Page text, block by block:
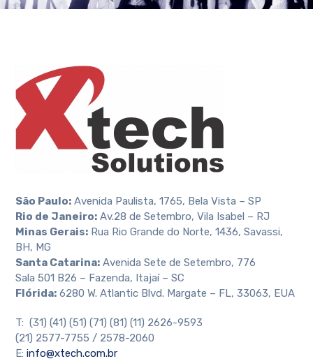
São Paulo: Avenida Paulista, 1765, Bela Vista – SP
Rio de Janeiro: Av.28 de Setembro, Vila Isabel – RJ
Minas Gerais: Rua Rio Grande do Norte, 1436, Savassi,
BH, MG
Santa Catarina: Avenida Sete de Setembro, 776
Sala 501 B26 – Fazenda, Itajaí – SC
Flórida: 6280 W. Atlantic Blvd. Margate – FL, 33063, EUA
T: (31) (41) (51) (71) (81) (11) 2626-9593
(21) 2577-7755 / 2578-2060
E:info@xtech.com.br